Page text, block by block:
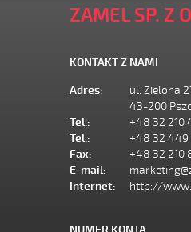
ZAMEL SP. Z
KONTAKT Z NAMI
Adres:
ul. Zielona
43-200
Tel.:
+48 32 210
Tel.:
+48 32 449
Fax:
+48 32 210
E-mail:
Internet:
http://